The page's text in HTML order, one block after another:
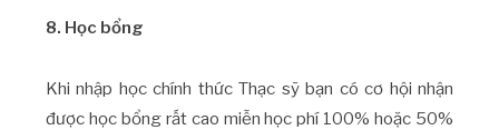
8. Học bổng
Khi nhập học chính thức Thạc sỹ bạn có cơ hội nhận
được học bổng rất cao miễn học phí 100% hoặc 50%